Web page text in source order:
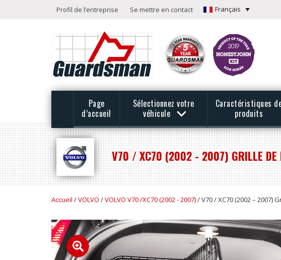
Profil de l’entreprise Se mettre en contact Français
Page
d’accueil
Sélectionnez votre
véhicule
Caractéristiques
produits
V70 / XC70 (2002 - 2007) GRILLE DE
Accueil /VOLVO /VOLVO V70 /XC70 (2002 - 2007)/ V70 / XC70 (2002 – 2007)